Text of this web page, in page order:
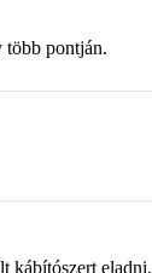
több pontján.
kábítószert eladni.